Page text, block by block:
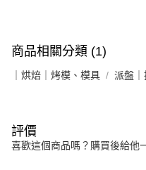
商品相關分類 (1)
｜烘焙｜烤模、模具 派盤
評價
喜歡這個商品嗎？購買後給他